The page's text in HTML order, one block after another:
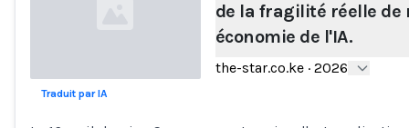
de la fragilité réelle de
économie de l'IA.
the-star.co.ke· 2026
Traduit par IA